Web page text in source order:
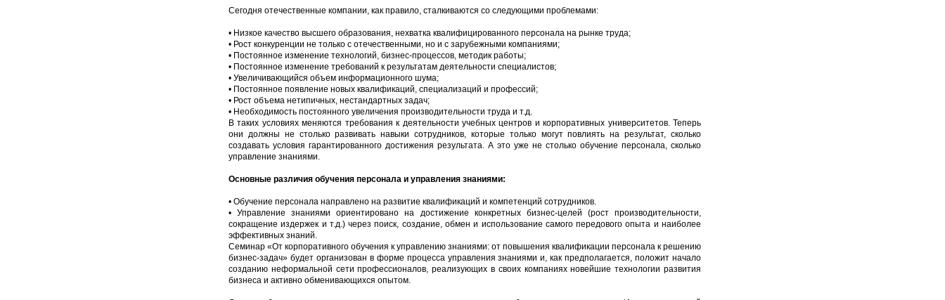
Сегодня отечественные компании, как правило, сталкиваются со следующими проблемами:
• Низкое качество высшего образования, нехватка квалифицированного персонала на рынке труда;
• Рост конкуренции не только с отечественными, но и с зарубежными компаниями;
• Постоянное изменение технологий, бизнес-процессов, методик работы;
• Постоянное изменение требований к результатам деятельности специалистов;
• Увеличивающийся объем информационного шума;
• Постоянное появление новых квалификаций, специализаций и профессий;
• Рост объема нетипичных, нестандартных задач;
• Необходимость постоянного увеличения производительности труда и т.д.
В таких условиях меняются требования к деятельности учебных центров и корпоративных университетов. Теперь
они должны не столько развивать навыки сотрудников, которые только могут повлиять на результат, сколько
создавать условия гарантированного достижения результата. А это уже не столько обучение персонала, сколько
управление знаниями.
Основные различия обучения персонала и управления знаниями:
• Обучение персонала направлено на развитие квалификаций и компетенций сотрудников.
• Управление знаниями ориентировано на достижение конкретных бизнес-целей (рост производительности,
сокращение издержек и т.д.) через поиск, создание, обмен и использование самого передового опыта и наиболее
эффективных знаний.
Семинар «От корпоративного обучения к управлению знаниями: от повышения квалификации персонала к решению
бизнес-задач» будет организован в форме процесса управления знаниями и, как предполагается, положит начало
созданию неформальной сети профессионалов, реализующих в своих компаниях новейшие технологии развития
бизнеса и активно обменивающихся опытом.